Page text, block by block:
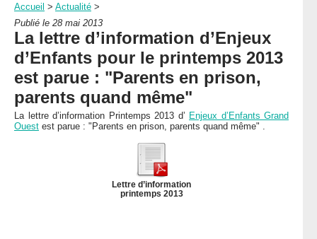
À PROPOS DU REAAP
1ÈRE VISITE
ACTUALITÉ
AGENDA
DISPOSITIFS PARENTALITÉ
SITES INTERNET
NUMÉROS VERTS
LEXIQUE
LETTRES D’INFO
MENTIONS LÉGALES
CONTACT
STRUCTURES
DOCUMENTS
FORMATIONS
Accueil > Actualité >
Publié le 28 mai 2013
La lettre d’information d’Enjeux
d’Enfants pour le printemps 2013
est parue : "Parents en prison,
parents quand même"
La lettre d’information Printemps 2013 d’ Enjeux d’Enfants Grand
Ouest est parue : "Parents en prison, parents quand même" .
Lettre d’information
printemps 2013